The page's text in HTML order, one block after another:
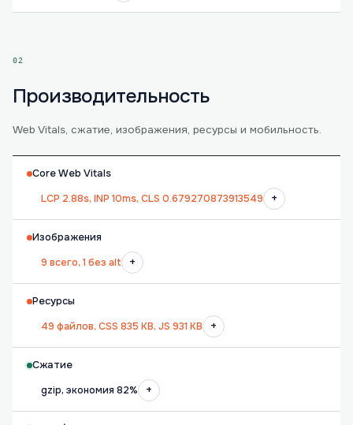
02
Производительность
Web Vitals, сжатие, изображения, ресурсы и мобильность.
Core Web Vitals
LCP 2.88s, INP 10ms, CLS 0.679270873913549
+
Изображения
9 всего, 1 без alt
+
Ресурсы
49 файлов, CSS 835 KB, JS 931 KB
+
Сжатие
gzip, экономия 82%
+